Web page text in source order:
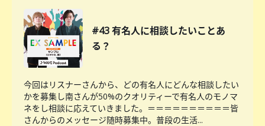
#43 有名人に相談したいことあ
る？
今回はリスナーさんから、どの有名人にどんな相談したい
かを募集し南さんが50%のクオリティーで有名人のモノマ
ネをし相談に応えていきました。＝＝＝＝＝＝＝＝＝＝皆
さんからのメッセージ随時募集中。普段の生活...